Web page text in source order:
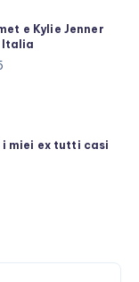
e Kylie Jenner
Italia
miei ex tutti casi